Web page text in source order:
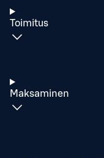
Toimitus
Maksaminen